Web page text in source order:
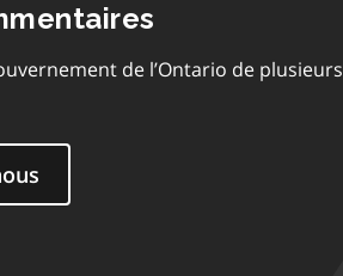
de l’Ontario de plusieurs